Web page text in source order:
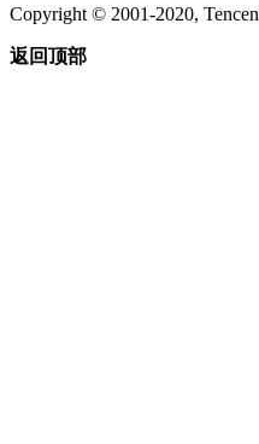
Copyright © 2001-2020,
返回顶部